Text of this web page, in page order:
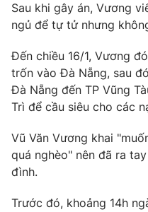
VTV9
Liên hệ tòa soạn
THỜI BÁO VTV
Sau khi gây án, Vương
ngủ để tự tử nhưng
Đến chiều 16/1, Vương
trốn vào Đà Nẵng, sau
Đà Nẵng đến TP Vũng
Trì để cầu siêu cho các
Vũ Văn Vương khai
quá nghèo" nên đã ra
đình.
Trước đó, khoảng 14h